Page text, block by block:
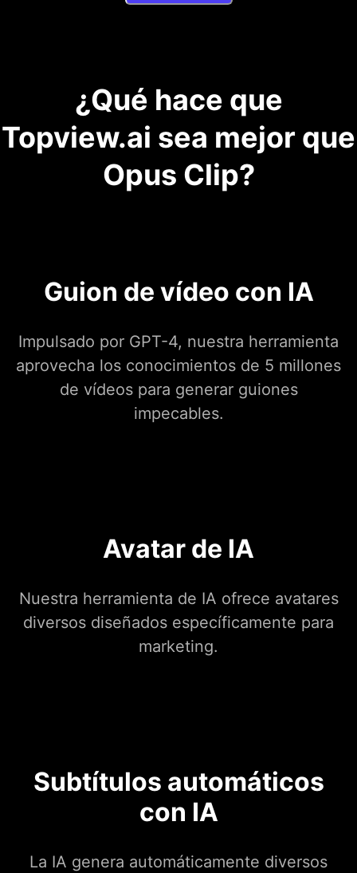
¿Qué hace que
Topview.ai sea mejor que
Opus Clip?
Guion de vídeo con IA
Impulsado por GPT-4, nuestra herramienta
aprovecha los conocimientos de 5 millones
de vídeos para generar guiones
impecables.
Avatar de IA
Nuestra herramienta de IA ofrece avatares
diversos diseñados específicamente para
marketing.
Subtítulos automáticos
con IA
La IA genera automáticamente diversos